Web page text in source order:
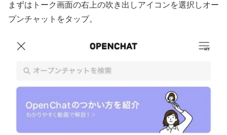
まずはトーク画面の右上の吹き出しアイコンを選択しオー
プンチャットをタップ。